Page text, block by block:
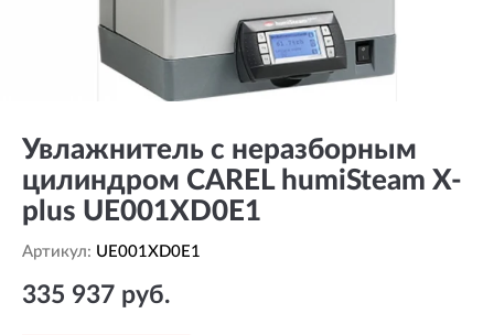
Увлажнитель с неразборным
цилиндром CAREL humiSteam X-
plus UE001XD0E1
Артикул: UE001XD0E1
335 937 руб.